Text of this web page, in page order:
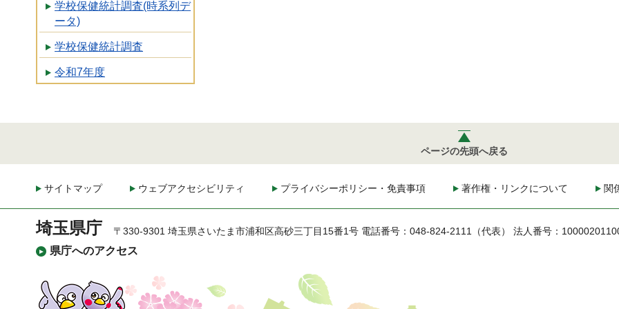
学校保健統計調査(時系列デ
ータ)
学校保健統計調査
令和7年度
ページの先頭へ戻る
サイトマップ ウェブアクセシビリティ プライバシーポリシー・免責事項 著作権・リンクについて 関
埼玉県庁
県庁へのアクセス
〒330-9301 埼玉県さいたま市浦和区高砂三丁目15番1号 電話番号：048-824-2111（代表） 法人番号：